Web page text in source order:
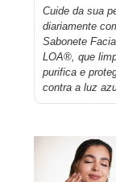
Cuide da sua
diariamente
Sabonete
LOA®, que
purifica e
contra a luz